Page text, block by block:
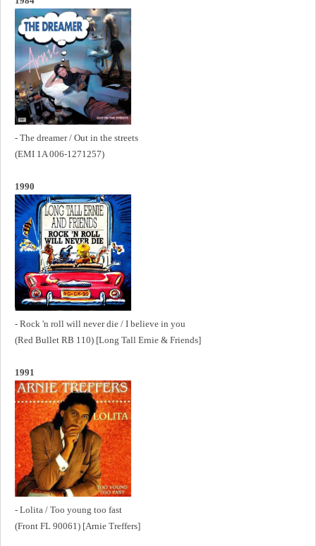
- The dreamer / Out in the streets
(EMI 1A 006-1271257)
1990
- Rock 'n roll will never die / I believe in you
(Red Bullet RB 110) [Long Tall Ernie & Friends]
1991
- Lolita / Too young too fast
(Front FL 90061) [Arnie Treffers]